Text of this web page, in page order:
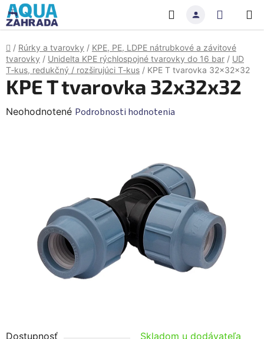
Prejsť
na
obsah
Hľadať
KOŠÍK
Domov
/ Rúrky a tvarovky / KPE, PE, LDPE nátrubkové a závitové
tvarovky / Unidelta KPE rýchlospojné tvarovky do 16 bar / UD
T‑kus, redukčný / rozširujúci T‑kus / KPE T tvarovka 32x32x32
Dostupnosť
Skladom u dodávateľa
KPE T tvarovka 32x32x32
Priemerné
hviezdičiek.
Neohodnotené Podrobnosti hodnotenia